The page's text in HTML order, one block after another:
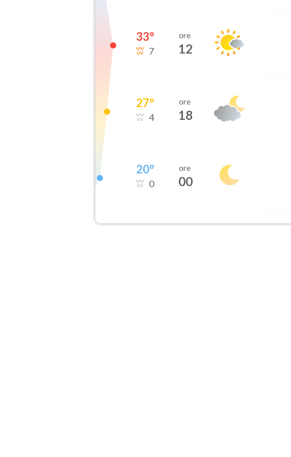
33°
7
ore
12
27°
4
ore
18
20°
0
ore
00